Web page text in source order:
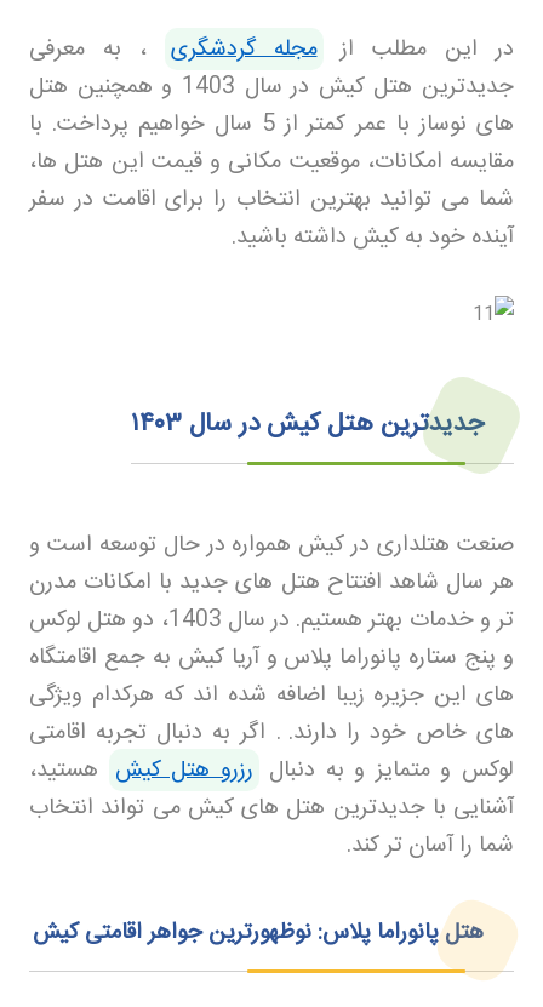
در این مطلب از مجله گردشگری
، به معرفی
جدیدترین هتل کیش در سال 1403 و همچنین هتل‌
های نوساز با عمر کمتر از 5 سال خواهیم پرداخت. با
مقایسه امکانات، موقعیت مکانی و قیمت این هتل‌ ها،
شما می‌ توانید بهترین انتخاب را برای اقامت در سفر
آینده خود به کیش داشته باشید.
جدیدترین هتل‌ کیش در سال۱۴۰۳
صنعت هتلداری در کیش همواره در حال توسعه است و
هر سال شاهد افتتاح هتل‌ های جدید با امکانات مدرن‌
تر و خدمات بهتر هستیم. در سال 1403، دو هتل لوکس
و پنج ستاره پانوراما پلاس و آریا کیش به جمع اقامتگاه‌
های این جزیره زیبا اضافه شده‌ اند که هرکدام ویژگی‌
های خاص خود را دارند. . اگر به دنبال تجربه اقامتی
لوکس و متمایز و به دنبال رزرو هتل کیش هستید،
آشنایی با جدیدترین هتل های کیش می‌ تواند انتخاب
شما را آسان‌ تر کند.
هتل پانوراما پلاس: نوظهورترین جواهر اقامتی کیش